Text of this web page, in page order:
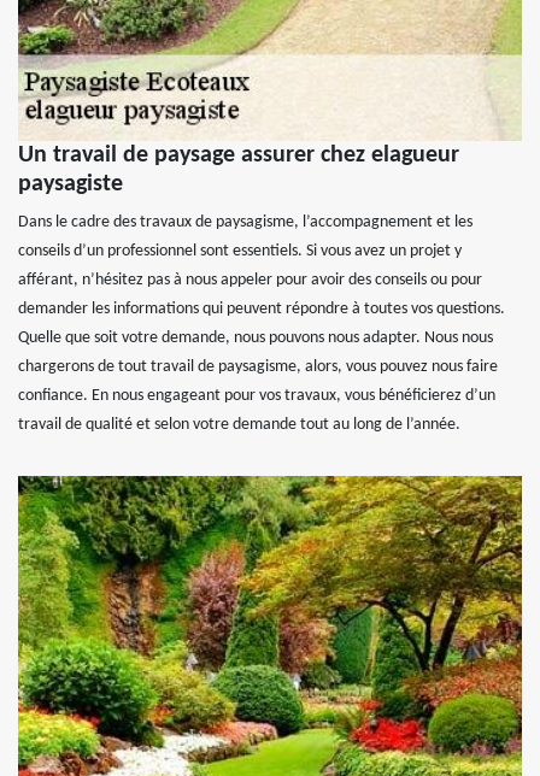
Un travail de paysage assurer chez elagueur
paysagiste
Dans le cadre des travaux de paysagisme, l’accompagnement et les
conseils d’un professionnel sont essentiels. Si vous avez un projet y
afférant, n’hésitez pas à nous appeler pour avoir des conseils ou pour
demander les informations qui peuvent répondre à toutes vos questions.
Quelle que soit votre demande, nous pouvons nous adapter. Nous nous
chargerons de tout travail de paysagisme, alors, vous pouvez nous faire
confiance. En nous engageant pour vos travaux, vous bénéficierez d’un
travail de qualité et selon votre demande tout au long de l’année.